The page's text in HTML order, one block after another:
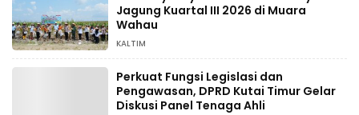
Jagung Kuartal III 2026 di Muara
Wahau
KALTIM
Perkuat Fungsi Legislasi dan
Pengawasan, DPRD Kutai Timur Gelar
Diskusi Panel Tenaga Ahli